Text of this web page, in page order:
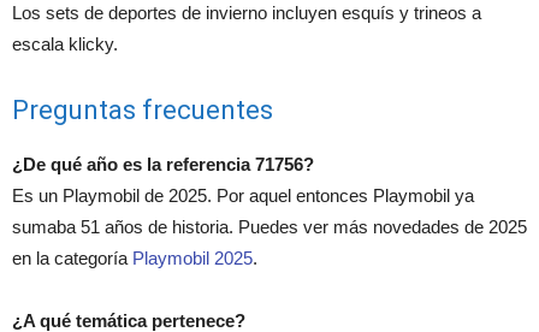
Los sets de deportes de invierno incluyen esquís y trineos a
escala klicky.
Preguntas frecuentes
¿De qué año es la referencia 71756?
Es un Playmobil de 2025. Por aquel entonces Playmobil ya
sumaba 51 años de historia. Puedes ver más novedades de 2025
en la categoría Playmobil 2025.
¿A qué temática pertenece?